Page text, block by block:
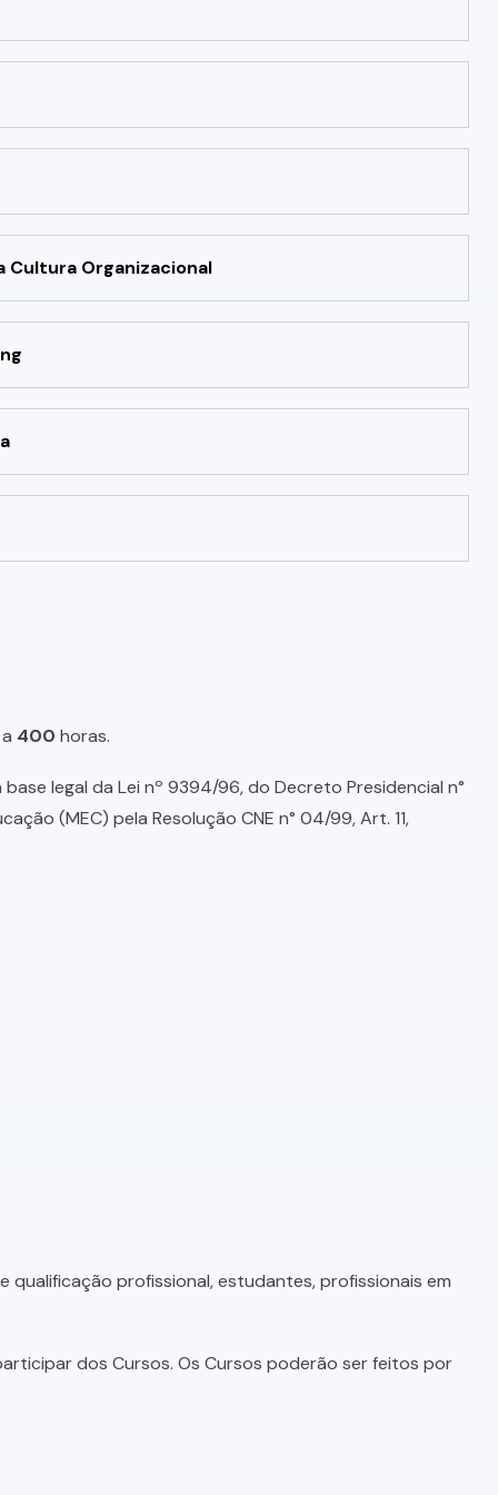
Cultura Organizacional
400 horas.
legal da Lei nº 9394/96, do Decreto Presidencial n°
(MEC) pela Resolução CNE n° 04/99, Art. 11,
profissional, estudantes, profissionais em
dos Cursos. Os Cursos poderão ser feitos por